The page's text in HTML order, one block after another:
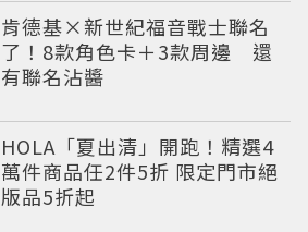
肯德基×新世紀福音戰士聯名
了！8款角色卡＋3款周邊 還
有聯名沾醬
HOLA「夏出清」開跑！精選4
萬件商品任2件5折 限定門市絕
版品5折起